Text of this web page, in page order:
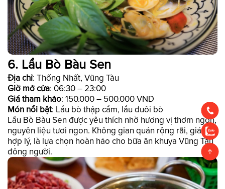
6. Lẩu Bò Bàu Sen
Địa chỉ: Thống Nhất, Vũng Tàu
Giờ mở cửa: 06:30 – 23:00
Giá tham khảo: 150.000 – 500.000 VND
Món nổi bật: Lẩu bò thập cẩm, lẩu đuôi bò
Lẩu Bò Bàu Sen được yêu thích nhờ hương vị thơm ngon,
nguyên liệu tươi ngon. Không gian quán rộng rãi, giá cả
hợp lý, là lựa chọn hoàn hảo cho bữa ăn khuya Vũng Tàu
đông người.